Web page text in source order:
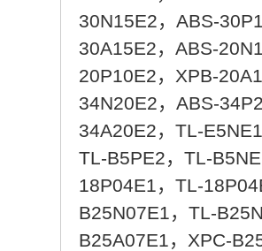
30N15E2，ABS-
30A15E2，ABS-
20P10E2，XPB-
34N20E2，ABS-
34A20E2，TL-
TL-B5PE2，TL-
18P04E1，TL-
B25N07E1，TL-
B25A07E1，XPC-